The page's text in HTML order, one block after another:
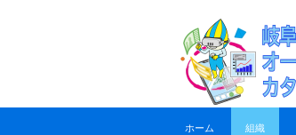
ホーム 組織